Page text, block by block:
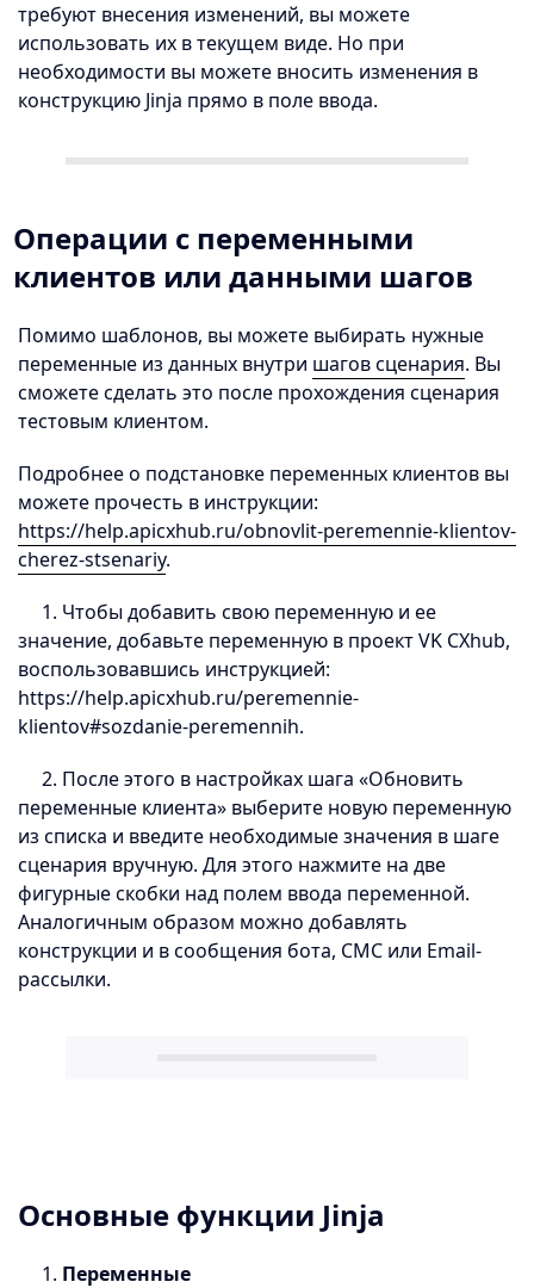
требуют внесения изменений, вы можете
использовать их в текущем виде. Но при
необходимости вы можете вносить изменения в
конструкцию Jinja прямо в поле ввода.
Операции с переменными
клиентов или данными шагов
Помимо шаблонов, вы можете выбирать нужные
переменные из данных внутри шагов сценария. Вы
сможете сделать это после прохождения сценария
тестовым клиентом.
Подробнее о подстановке переменных клиентов вы
можете прочесть в инструкции:
https://help.apicxhub.ru/obnovlit-peremennie-klientov-
cherez-stsenariy.
1. Чтобы добавить свою переменную и ее
значение, добавьте переменную в проект VK CXhub,
воспользовавшись инструкцией:
https://help.apicxhub.ru/peremennie-
klientov#sozdanie-peremennih.
2. После этого в настройках шага «Обновить
переменные клиента» выберите новую переменную
из списка и введите необходимые значения в шаге
сценария вручную. Для этого нажмите на две
фигурные скобки над полем ввода переменной.
Аналогичным образом можно добавлять
конструкции и в сообщения бота, СМС или Email-
рассылки.
Основные функции Jinja
1. Переменные